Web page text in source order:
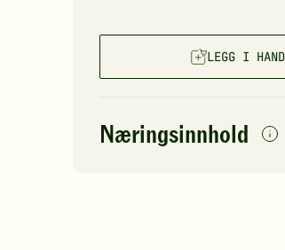
LEGG I
Næringsinnhold